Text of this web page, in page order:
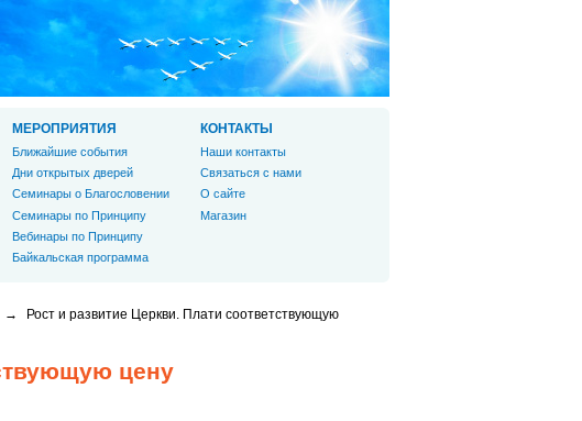
→
Рост и развитие Церкви. Плати соответствующую
цену
МЕРОПРИЯТИЯ
Ближайшие события
Дни открытых дверей
Семинары о Благословении
Семинары по Принципу
Вебинары по Принципу
Байкальская программа
КОНТАКТЫ
Наши контакты
Связаться с нами
О сайте
Магазин